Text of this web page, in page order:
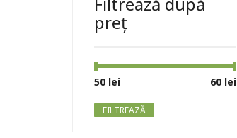
preț
Preț
Preț
FILTREAZĂ
50 lei 60 lei